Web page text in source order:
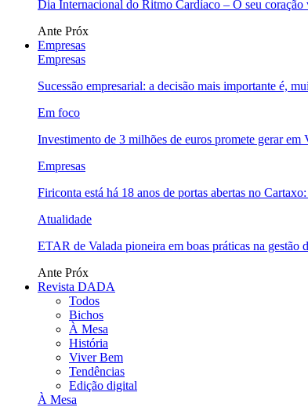
Dia Internacional do Ritmo Cardíaco – O seu coração
Ante Próx
Empresas
Empresas
Sucessão empresarial: a decisão mais importante é,
Em foco
Investimento de 3 milhões de euros promete gerar em
Empresas
Firiconta está há 18 anos de portas abertas no
Atualidade
ETAR de Valada pioneira em boas práticas na gestão
Ante Próx
Revista DADA
Todos
Bichos
À Mesa
História
Viver Bem
Tendências
Edição digital
À Mesa